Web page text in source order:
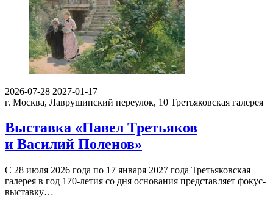
2026-07-28 2027-01-17
г. Москва, Лаврушинский переулок, 10 Третьяковская галерея
Выставка «Павел Третьяков
и Василий Поленов»
С 28 июля 2026 года по 17 января 2027 года Третьяковская
галерея в год 170-летия со дня основания представляет фокус-
выставку…